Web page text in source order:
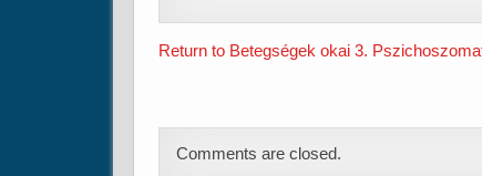
Return to Betegségek okai 3.
Comments are closed.